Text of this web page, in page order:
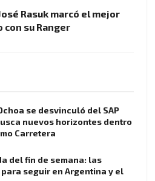
Rasuk marcó el mejor
con su Ranger
se desvinculó del SAP
nuevos horizontes dentro
Carretera
del fin de semana: las
seguir en Argentina y el